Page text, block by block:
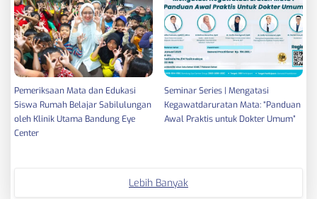
Pemeriksaan Mata dan Edukasi
Siswa Rumah Belajar Sabilulungan
oleh Klinik Utama Bandung Eye
Center
Seminar Series | Mengatasi
Kegawatdaruratan Mata: “Panduan
Awal Praktis untuk Dokter Umum”
Lebih Banyak